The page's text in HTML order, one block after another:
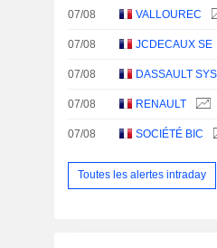
07/08 VALLOUREC
07/08 JCDECAUX SE
07/08
07/08 RENAULT
07/08 SOCIÉTÉ BIC
Toutes les alertes intraday